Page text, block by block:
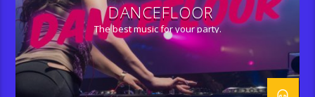
DANCEFLOOR
The best music for your party.